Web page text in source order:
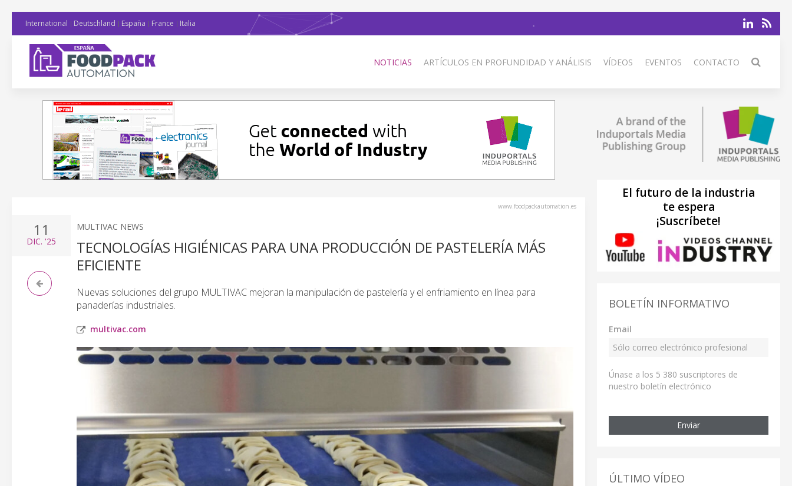
International Deutschland España France Italia
NOTICIAS ARTÍCULOS EN PROFUNDIDAD Y ANÁLISIS VÍDEOS EVENTOS CONTACTO
www.foodpackautomation.es
11
DIC. '25
MULTIVAC NEWS
TECNOLOGÍAS HIGIÉNICAS PARA UNA PRODUCCIÓN DE PASTELERÍA MÁS
EFICIENTE
Nuevas soluciones del grupo MULTIVAC mejoran la manipulación de pastelería y el enfriamiento en línea para
panaderías industriales.
multivac.com
El futuro de la industria
te espera
¡Suscríbete!
BOLETÍN INFORMATIVO
Email
Únase a los 5 380 suscriptores de
nuestro boletín electrónico
Enviar
ÚLTIMO VÍDEO